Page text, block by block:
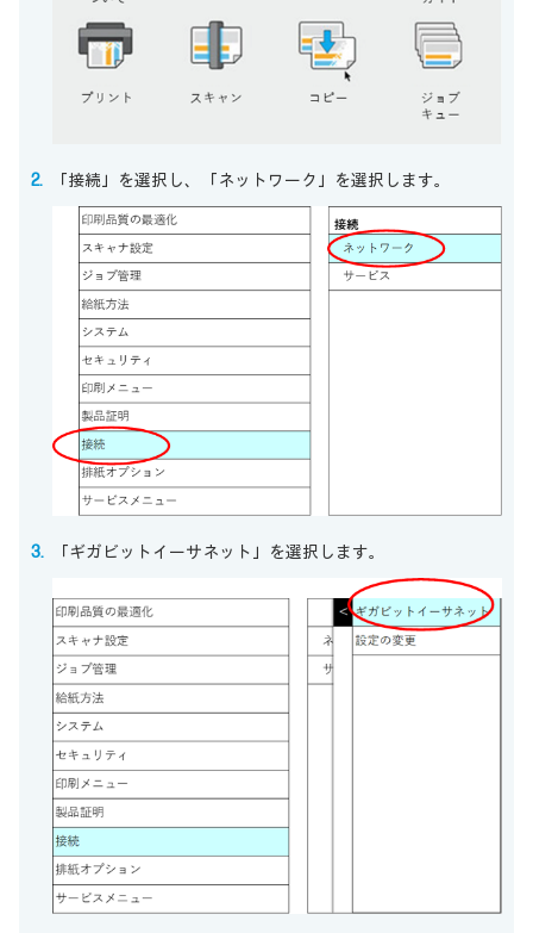
「接続」を選択し、「ネットワーク」を選択します。
「ギガビットイーサネット」を選択します。